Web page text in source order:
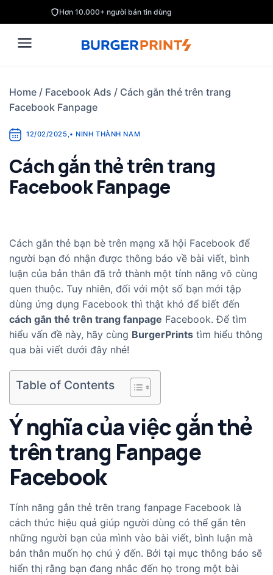
to
content
Hơn 10.000+ người bán tin dùng
Home / Facebook Ads / Cách gắn thẻ trên trang
Facebook Fanpage
12/02/2025,• NINH THÀNH NAM
Cách gắn thẻ trên trang
Facebook Fanpage
Cách gắn thẻ bạn bè trên mạng xã hội Facebook để
người bạn đó nhận được thông báo về bài viết, bình
luận của bản thân đã trở thành một tính năng vô cùng
quen thuộc. Tuy nhiên, đối với một số bạn mới tập
dùng ứng dụng Facebook thì thật khó để biết đến
cách gắn thẻ trên trang fanpage Facebook. Để tìm
hiểu vấn đề này, hãy cùng BurgerPrints tìm hiểu thông
qua bài viết dưới đây nhé!
Table of Contents
Ý nghĩa của việc gắn thẻ
trên trang Fanpage
Facebook
Tính năng gắn thẻ trên trang fanpage Facebook là
cách thức hiệu quả giúp người dùng có thể gắn tên
những người bạn của mình vào bài viết, bình luận mà
bản thân muốn họ chú ý đến. Bởi tại mục thông báo sẽ
hiển thị rằng bạn đang nhắc đến họ trong một bài